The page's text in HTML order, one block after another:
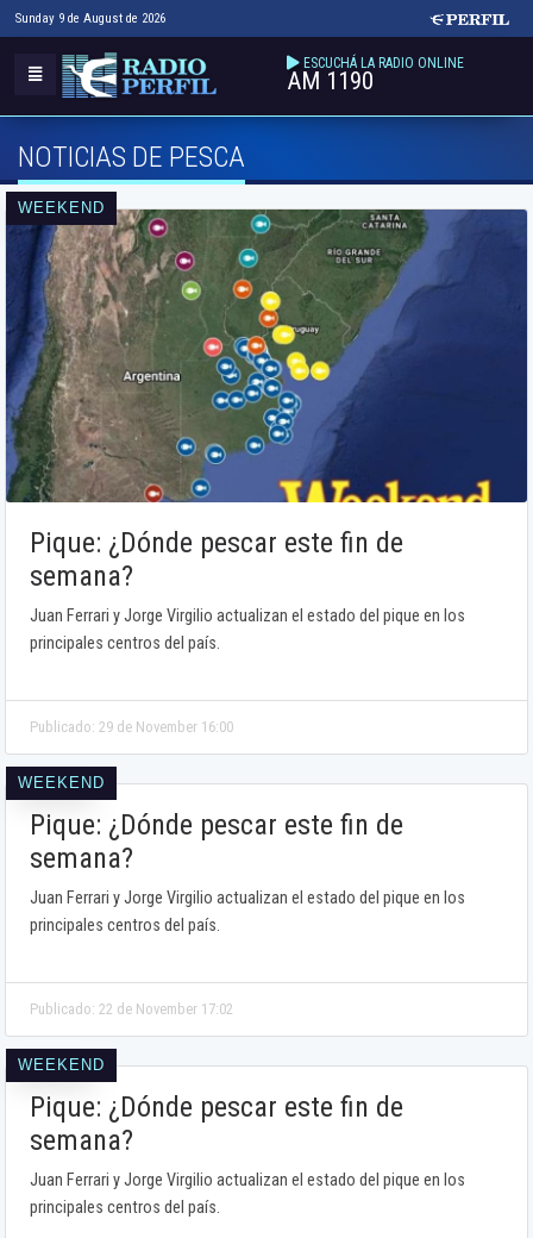
Sunday 9 de August de 2026
ESCUCHÁ LA RADIO ONLINE
AM 1190
NOTICIAS DE PESCA
WEEKEND
Pique: ¿Dónde pescar este fin de
semana?
Juan Ferrari y Jorge Virgilio actualizan el estado del pique en los
principales centros del país.
Publicado: 29 de November 16:00
WEEKEND
Pique: ¿Dónde pescar este fin de
semana?
Juan Ferrari y Jorge Virgilio actualizan el estado del pique en los
principales centros del país.
Publicado: 22 de November 17:02
WEEKEND
Pique: ¿Dónde pescar este fin de
semana?
Juan Ferrari y Jorge Virgilio actualizan el estado del pique en los
principales centros del país.